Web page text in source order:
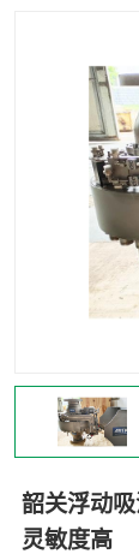
韶关浮动
灵敏度高
LNG鹤管
平台栈桥
装车鹤管
紧急脱离
汽车鹤管
浮动出油装